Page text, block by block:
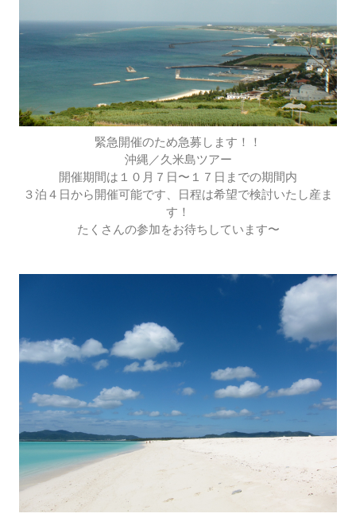
緊急開催のため急募します！！
沖縄／久米島ツアー
開催期間は１０月７日〜１７日までの期間内
３泊４日から開催可能です、日程は希望で検討いたし産ま
す！
たくさんの参加をお待ちしています〜